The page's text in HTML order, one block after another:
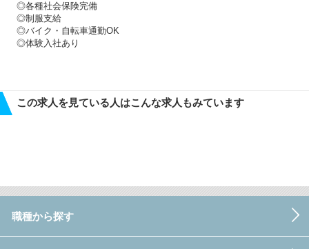
◎各種社会保険完備
◎制服支給
◎バイク・自転車通勤OK
◎体験入社あり
この求人を見ている人はこんな求人もみています
職種から探す